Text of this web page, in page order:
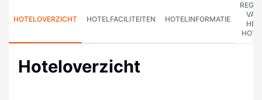
HOTELOVERZICHT HOTELFACILITEITEN HOTELINFORMATIE
VAN
HET
Hoteloverzicht